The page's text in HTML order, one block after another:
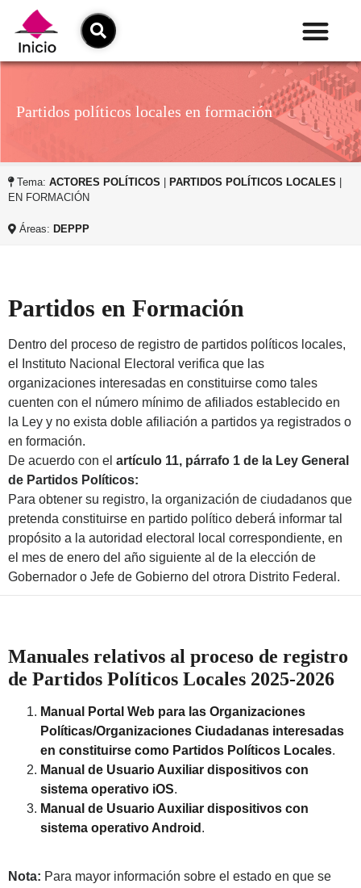
Partidos políticos locales en formación
Tema: ACTORES POLÍTICOS PARTIDOS POLÍTICOS LOCALES
EN FORMACIÓN
Áreas: DEPPP
Partidos en Formación
Dentro del proceso de registro de partidos políticos locales,
el Instituto Nacional Electoral verifica que las
organizaciones interesadas en constituirse como tales
cuenten con el número mínimo de afiliados establecido en
la Ley y no exista doble afiliación a partidos ya registrados o
en formación.
De acuerdo con el artículo 11, párrafo 1 de la Ley General
de Partidos Políticos:
Para obtener su registro, la organización de ciudadanos que
pretenda constituirse en partido político deberá informar tal
propósito a la autoridad electoral local correspondiente, en
el mes de enero del año siguiente al de la elección de
Gobernador o Jefe de Gobierno del otrora Distrito Federal.
Manuales relativos al proceso de registro
de Partidos Políticos Locales 2025-2026
Manual Portal Web para las Organizaciones
Políticas/Organizaciones Ciudadanas interesadas
en constituirse como Partidos Políticos Locales.
Manual de Usuario Auxiliar dispositivos con
sistema operativo iOS.
Manual de Usuario Auxiliar dispositivos con
sistema operativo Android .
Nota: Para mayor información sobre el estado en que se